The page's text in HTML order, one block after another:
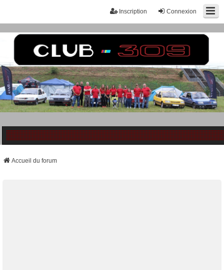
Connexion
Inscription
Accueil du forum